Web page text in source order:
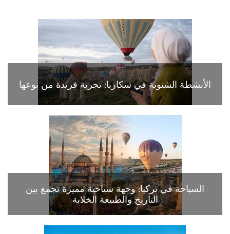
الأنشطة الشتوية في سكاريا: تجربة فريدة من نوعها
السياحة في تركيا: وجهة سياحية مميزة تجمع بين
التاريخ والطبيعة الخلابة